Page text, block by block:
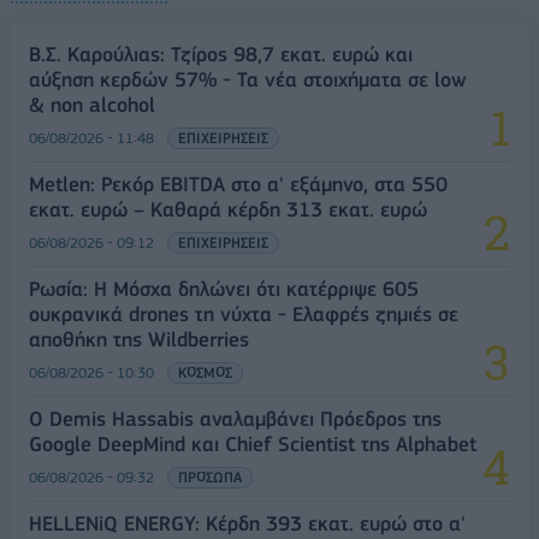
Β.Σ. Καρούλιας: Τζίρος 98,7 εκατ. ευρώ και
αύξηση κερδών 57% - Τα νέα στοιχήματα σε low
& non alcohol
06/08/2026 - 11:48 ΕΠΙΧΕΙΡΗΣΕΙΣ
Metlen: Ρεκόρ EBITDA στο α' εξάμηνο, στα 550
εκατ. ευρώ – Καθαρά κέρδη 313 εκατ. ευρώ
06/08/2026 - 09:12 ΕΠΙΧΕΙΡΗΣΕΙΣ
Ρωσία: Η Μόσχα δηλώνει ότι κατέρριψε 605
ουκρανικά drones τη νύχτα - Ελαφρές ζημιές σε
αποθήκη της Wildberries
06/08/2026 - 10:30 ΚΟΣΜΟΣ
Ο Demis Hassabis αναλαμβάνει Πρόεδρος της
Google DeepMind και Chief Scientist της Alphabet
06/08/2026 - 09:32 ΠΡΟΣΩΠΑ
HELLENiQ ENERGY: Κέρδη 393 εκατ. ευρώ στο α'